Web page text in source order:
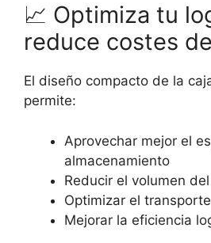
📈 Optimiza tu
reduce costes
El diseño compacto de la
permite:
Aprovechar mejor el
almacenamiento
Reducir el volumen
Optimizar el transporte
Mejorar la eficiencia